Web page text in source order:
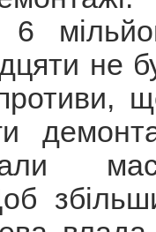
не